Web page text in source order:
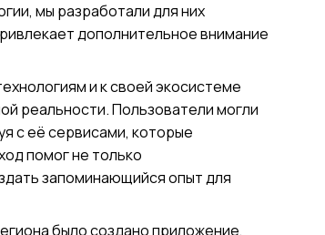
мы разработали для них
дополнительное внимание
и к своей экосистеме
реальности. Пользователи могли
с её сервисами, которые
помог не только
запоминающийся опыт для
было создано приложение,